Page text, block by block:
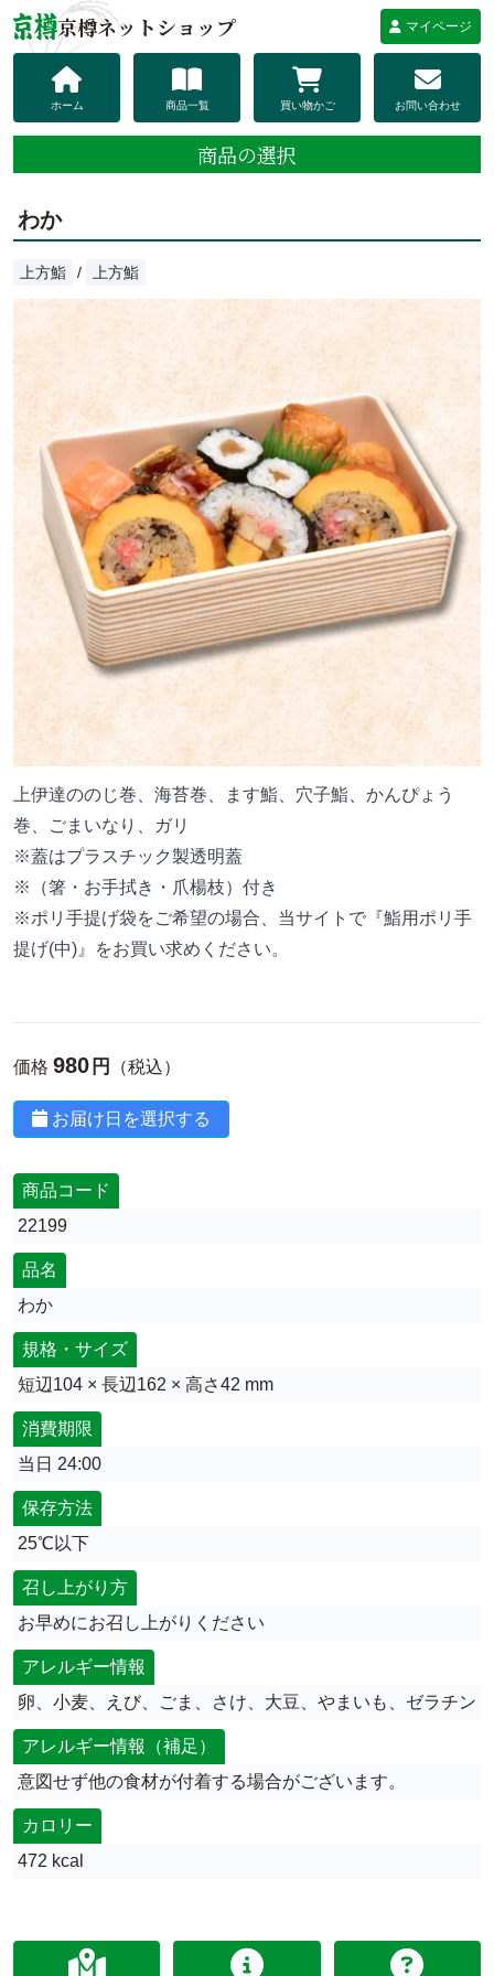
京樽ネットショップ マイページ
ホーム 商品一覧 買い物かご お問い合わせ
商品の選択
わか
上方鮨 / 上方鮨
上伊達ののじ巻、海苔巻、ます鮨、穴子鮨、かんぴょう
巻、ごまいなり、ガリ
※蓋はプラスチック製透明蓋
※（箸・お手拭き・爪楊枝）付き
※ポリ手提げ袋をご希望の場合、当サイトで『鮨用ポリ手
提げ(中) 』をお買い求めください。
価格 980 円 （税込）
お届け日を選択する
商品コード
22199
品名
わか
規格・サイズ
短辺104 × 長辺162 × 高さ42 mm
消費期限
当日 24:00
保存方法
25℃以下
召し上がり方
お早めにお召し上がりください
アレルギー情報
卵、小麦、えび、ごま、さけ、大豆、やまいも、ゼラチン
アレルギー情報（補足）
意図せず他の食材が付着する場合がございます。
カロリー
472 kcal